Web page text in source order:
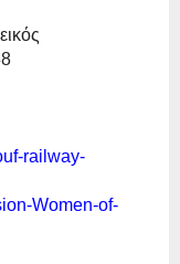
-railway-
ion-Women-of-